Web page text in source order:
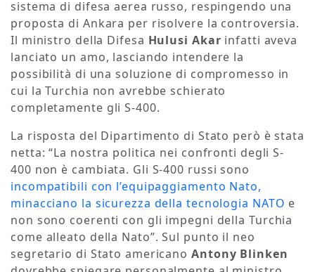
sistema di difesa aerea russo, respingendo una
proposta di Ankara per risolvere la controversia.
Il ministro della Difesa Hulusi Akar infatti aveva
lanciato un amo, lasciando intendere la
possibilità di una soluzione di compromesso in
cui la Turchia non avrebbe schierato
completamente gli S-400.
La risposta del Dipartimento di Stato però è stata
netta: “La nostra politica nei confronti degli S-
400 non è cambiata. Gli S-400 russi sono
incompatibili con l’equipaggiamento Nato,
minacciano la sicurezza della tecnologia NATO e
non sono coerenti con gli impegni della Turchia
come alleato della Nato”. Sul punto il neo
segretario di Stato americano Antony Blinken